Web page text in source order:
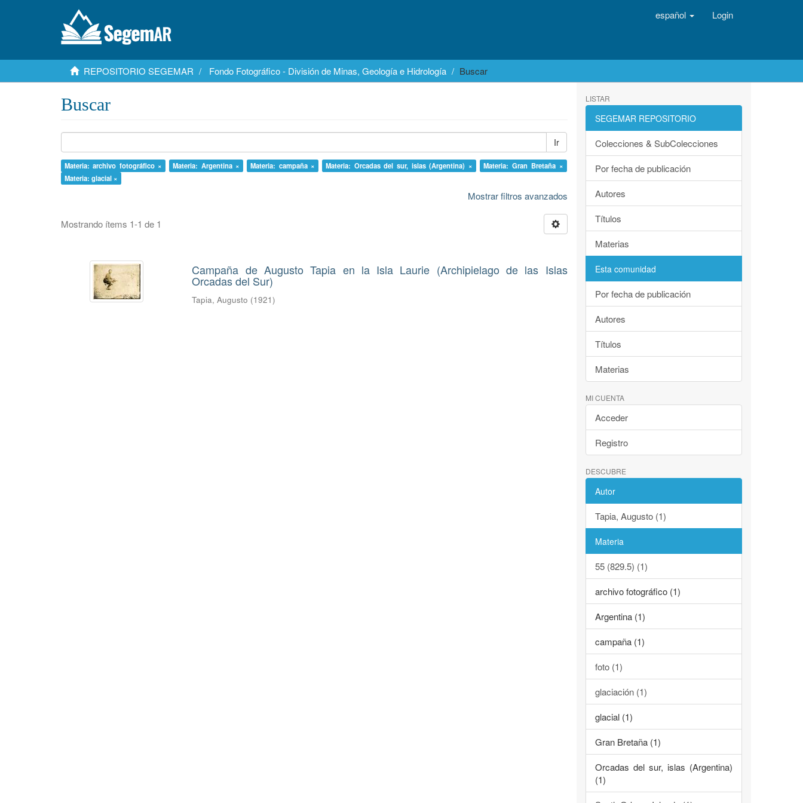
español Login
REPOSITORIO SEGEMAR Fondo Fotográfico - División de Minas, Geología e Hidrología Buscar
Buscar
Ir
Materia: archivo fotográfico × Materia: Argentina × Materia: campaña × Materia: Orcadas del sur, islas (Argentina) ×
Materia: Gran Bretaña ×
Materia: glacial ×
Mostrar filtros avanzados
Mostrando ítems 1-1 de 1
Campaña de Augusto Tapia en la Isla Laurie (Archipielago de las Islas
Orcadas del Sur)
Tapia, Augusto (1921)
LISTAR
SEGEMAR REPOSITORIO
Colecciones & SubColecciones
Por fecha de publicación
Autores
Títulos
Materias
Esta comunidad
Por fecha de publicación
Autores
Títulos
Materias
MI CUENTA
Acceder
Registro
DESCUBRE
Autor
Tapia, Augusto (1)
Materia
55 (829.5) (1)
archivo fotográfico (1)
Argentina (1)
campaña (1)
foto (1)
glaciación (1)
glacial (1)
Gran Bretaña (1)
Orcadas del sur, islas (Argentina)
(1)